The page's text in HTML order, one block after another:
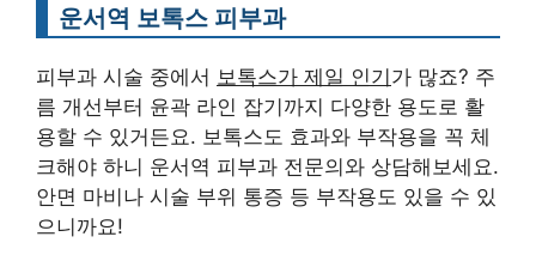
운서역 보톡스 피부과
피부과 시술 중에서 보톡스가 제일 인기가 많죠? 주
름 개선부터 윤곽 라인 잡기까지 다양한 용도로 활
용할 수 있거든요. 보톡스도 효과와 부작용을 꼭 체
크해야 하니 운서역 피부과 전문의와 상담해보세요.
안면 마비나 시술 부위 통증 등 부작용도 있을 수 있
으니까요!